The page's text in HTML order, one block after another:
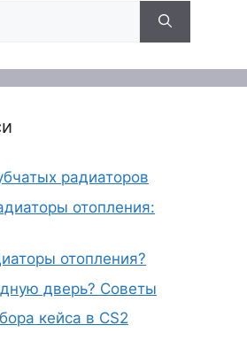
радиаторов
отопления:
отопления?
дверь? Советы
кейса в CS2